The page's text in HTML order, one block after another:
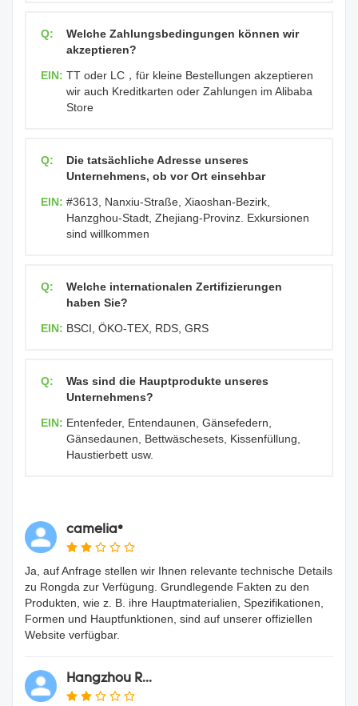
Q:
Welche Zahlungsbedingungen können wir
akzeptieren?
EIN: TT oder LC，für kleine Bestellungen akzeptieren
wir auch Kreditkarten oder Zahlungen im Alibaba
Store
Q:
Die tatsächliche Adresse unseres
Unternehmens, ob vor Ort einsehbar
EIN: #3613, Nanxiu-Straße, Xiaoshan-Bezirk,
Hanzghou-Stadt, Zhejiang-Provinz. Exkursionen
sind willkommen
Q:
Welche internationalen Zertifizierungen
haben Sie?
EIN: BSCI, ÖKO-TEX, RDS, GRS
Q:
Was sind die Hauptprodukte unseres
Unternehmens?
EIN: Entenfeder, Entendaunen, Gänsefedern,
Gänsedaunen, Bettwäschesets, Kissenfüllung,
Haustierbett usw.
camelia*
Ja, auf Anfrage stellen wir Ihnen relevante technische Details
zu Rongda zur Verfügung. Grundlegende Fakten zu den
Produkten, wie z. B. ihre Hauptmaterialien, Spezifikationen,
Formen und Hauptfunktionen, sind auf unserer offiziellen
Website verfügbar.
Hangzhou R...